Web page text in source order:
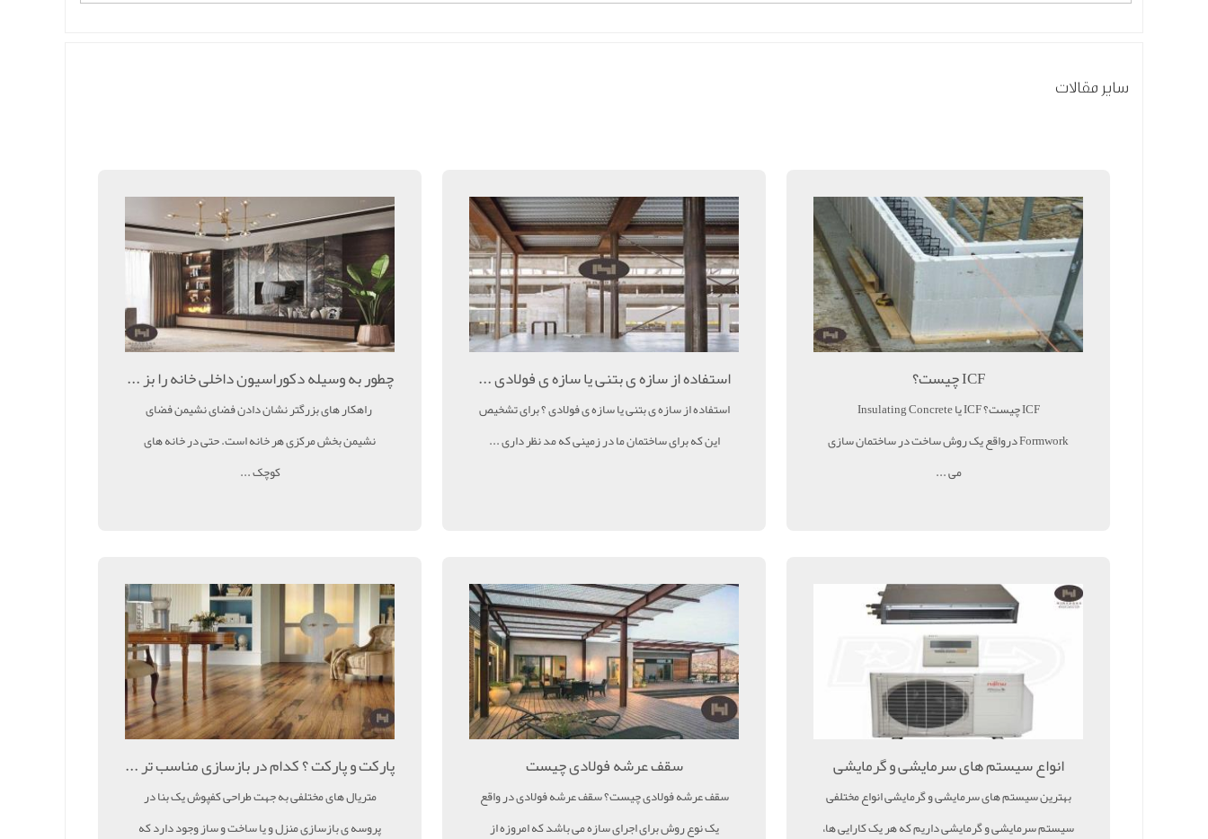
سایر مقالات
ICF چیست؟
ICF چیست؟ ICF یا Insulating Concrete
Formwork درواقع یک روش ساخت در ساختمان سازی
می ...
استفاده از سازه ی بتنی یا سازه ی فولادی ...
استفاده از سازه ی بتنی یا سازه ی فولادی ؟ برای تشخیص
این که برای ساختمان ما در زمینی که مد نظر داری ...
چطور به وسیله دکوراسیون داخلی خانه را بز ...
راهکار های بزرگتر نشان دادن فضای نشیمن فضای
نشیمن بخش مرکزی هر خانه است. حتی در خانه های
کوچک ...
انواع سیستم های سرمایشی و گرمایشی
بهترین سیستم های سرمایشی و گرمایشی انواع مختلفی
سیستم سرمایشی و گرمایشی داریم که هر یک کارایی ها،
سقف عرشه فولادی چیست
سقف عرشه فولادی چیست؟ سقف عرشه فولادی در واقع
یک نوع روش برای اجرای سازه می باشد که امروزه از
پارکت و پارکت ؟ کدام در بازسازی مناسب تر ...
متریال های مختلفی به جهت طراحی کفپوش یک بنا در
پروسه ی بازسازی منزل و یا ساخت و ساز وجود دارد که